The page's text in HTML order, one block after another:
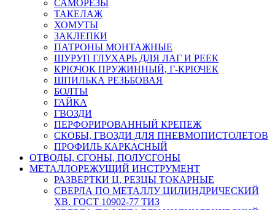
САМОРЕЗЫ
ТАКЕЛАЖ
ХОМУТЫ
ЗАКЛЕПКИ
ПАТРОНЫ МОНТАЖНЫЕ
ШУРУП ГЛУХАРЬ ДЛЯ ЛАГ И РЕЕК
КРЮЧОК ПРУЖИННЫЙ, Г-КРЮЧЕК
ШПИЛЬКА РЕЗЬБОВАЯ
БОЛТЫ
ГАЙКА
ГВОЗДИ
ПЕРФОРИРОВАННЫЙ КРЕПЕЖ
СКОБЫ, ГВОЗДИ ДЛЯ ПНЕВМОПИСТОЛЕТОВ
ПРОФИЛЬ КАРКАСНЫЙ
ОТВОДЫ, СГОНЫ, ПОЛУСГОНЫ
МЕТАЛЛОРЕЖУЩИЙ ИНСТРУМЕНТ
РАЗВЕРТКИ Ц, РЕЗЦЫ ТОКАРНЫЕ
СВЕРЛА ПО МЕТАЛЛУ ЦИЛИНДРИЧЕСКИЙ
ХВ. ГОСТ 10902-77 ТИЗ